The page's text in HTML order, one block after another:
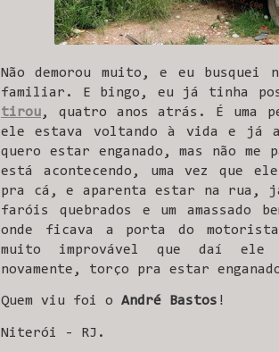
Não demorou muito, e eu busquei
familiar. E bingo, eu já tinha
tirou, quatro anos atrás. É uma
ele estava voltando à vida e já
quero estar enganado, mas não me
está acontecendo, uma vez que
pra cá, e aparenta estar na rua, já
faróis quebrados e um amassado
onde ficava a porta do
muito improvável que daí
novamente, torço pra estar
Quem viu foi o André Bastos !
Niterói - RJ.